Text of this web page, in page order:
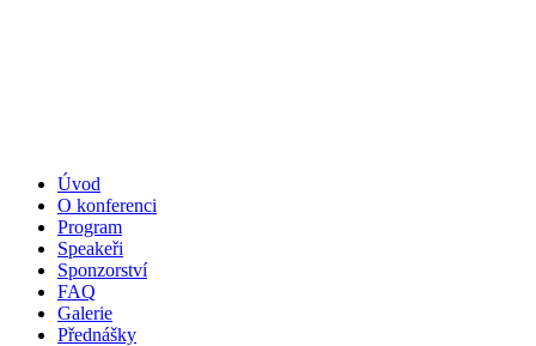
Úvod
O konferenci
Program
Speakeři
Sponzorství
FAQ
Galerie
Přednášky